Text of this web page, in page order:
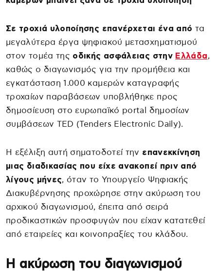
Σε τροχιά υλοποίησης επανέρχεται ένα από τα
μεγαλύτερα έργα ψηφιακού μετασχηματισμού
στον τομέα της οδικής ασφάλειας στην Ελλάδα,
καθώς ο διαγωνισμός για την προμήθεια και
εγκατάσταση 1.000 καμερών καταγραφής
τροχαίων παραβάσεων υποβλήθηκε προς
δημοσίευση στο ευρωπαϊκό portal δημοσίων
συμβάσεων TED (Tenders Electronic Daily).
Η εξέλιξη αυτή σηματοδοτεί την επανεκκίνηση
μιας διαδικασίας που είχε ανακοπεί πριν από
λίγους μήνες, όταν το Υπουργείο Ψηφιακής
Διακυβέρνησης προχώρησε στην ακύρωση του
αρχικού διαγωνισμού, έπειτα από σειρά
προδικαστικών προσφυγών που είχαν κατατεθεί
από εταιρείες και κοινοπραξίες του κλάδου.
Η ακύρωση του διαγωνισμού